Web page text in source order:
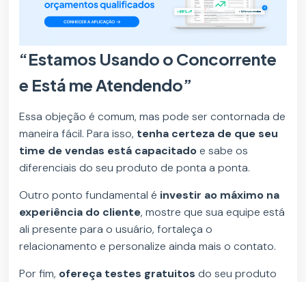
“Estamos Usando o Concorrente
e Está me Atendendo”
Essa objeção é comum, mas pode ser contornada de
maneira fácil. Para isso, tenha certeza de que seu
time de vendas está capacitadoe sabe os
diferenciais do seu produto de ponta a ponta.
Outro ponto fundamental é investir ao máximo na
experiência do cliente, mostre que sua equipe está
ali presente para o usuário, fortaleça o
relacionamento e personalize ainda mais o contato.
Por fim, ofereça testes gratuitosdo seu produto